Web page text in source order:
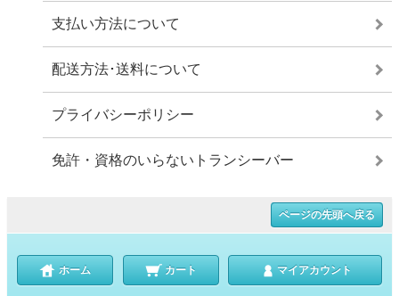
支払い方法について
配送方法･送料について
プライバシーポリシー
免許・資格のいらないトランシーバー
ページの先頭へ戻る
ホーム カート マイアカウント